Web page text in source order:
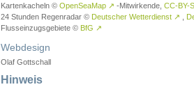
Kartenkacheln © OpenSeaMap ↗ -Mitwirkende, CC-BY-
24 Stunden Regenradar © Deutscher Wetterdienst ↗
Flusseinzugsgebiete © BfG ↗
Webdesign
Olaf Gottschall
Hinweis